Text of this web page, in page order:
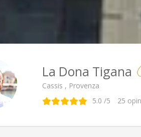
La Dona Tigana
Cassis , Provenza
5.0 /5 25